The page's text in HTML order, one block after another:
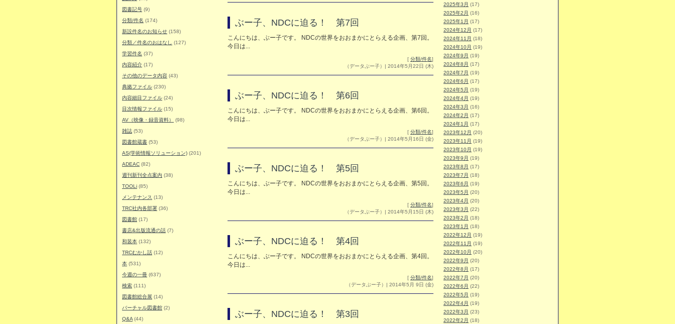
図書記号 (9)
分類/件名 (174)
新設件名のお知らせ (158)
分類／件名のおはなし
(127)
学習件名 (37)
内容紹介 (17)
その他のデータ内容 (43)
典拠ファイル (230)
内容細目ファイル (24)
目次情報ファイル (15)
AV（映像・録音資料）
(98)
雑誌 (53)
図書館蔵書 (53)
AS(学術情報ソリューション) (201)
ADEAC (82)
週刊新刊全点案内 (38)
TOOLi (85)
メンテナンス (13)
TRC社内各部署 (36)
図書館 (17)
書店&出版流通の話 (7)
和装本 (132)
TRCむかし話 (12)
本 (531)
今週の一冊 (637)
検索 (111)
図書館総合展 (14)
バーチャル図書館 (2)
Q&A (44)
ぶー子、NDCに迫る！ 第7回
こんにちは、ぶー子です。 NDCの世界をおおまかにとらえる企画、第7回。
今日は...
[ 分類/件名]
（データぶー子）| 2014年5月22日 (木)
ぶー子、NDCに迫る！ 第6回
こんにちは、ぶー子です。 NDCの世界をおおまかにとらえる企画、第6回。
今日は...
[ 分類/件名]
（データぶー子）| 2014年5月16日 (金)
ぶー子、NDCに迫る！ 第5回
こんにちは、ぶー子です。 NDCの世界をおおまかにとらえる企画、第5回。
今日は...
[ 分類/件名]
（データぶー子）| 2014年5月15日 (木)
ぶー子、NDCに迫る！ 第4回
こんにちは、ぶー子です。 NDCの世界をおおまかにとらえる企画、第4回。
今日は...
[ 分類/件名]
（データぶー子）| 2014年5月 9日 (金)
ぶー子、NDCに迫る！ 第3回
2025年3月 (17)
2025年2月 (16)
2025年1月 (17)
2024年12月 (17)
2024年11月 (18)
2024年10月 (19)
2024年9月 (19)
2024年8月 (17)
2024年7月 (19)
2024年6月 (17)
2024年5月 (19)
2024年4月 (19)
2024年3月 (16)
2024年2月 (17)
2024年1月 (17)
2023年12月 (20)
2023年11月 (19)
2023年10月 (19)
2023年9月 (19)
2023年8月 (17)
2023年7月 (18)
2023年6月 (19)
2023年5月 (20)
2023年4月 (20)
2023年3月 (22)
2023年2月 (18)
2023年1月 (18)
2022年12月 (19)
2022年11月 (19)
2022年10月 (20)
2022年9月 (20)
2022年8月 (17)
2022年7月 (20)
2022年6月 (22)
2022年5月 (19)
2022年4月 (19)
2022年3月 (23)
2022年2月 (18)